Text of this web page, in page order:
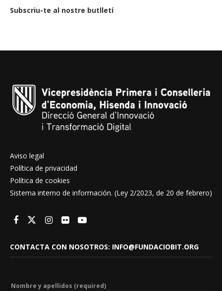
Subscriu-te al nostre butlletí
Aviso legal
Política de privacidad
Política de cookies
Sistema interno de información. (Ley 2/2023, de 20 de febrero)
CONTACTA CON NOSOTROS: INFO@FUNDACIOBIT.ORG
Nombre y apellidos (required)